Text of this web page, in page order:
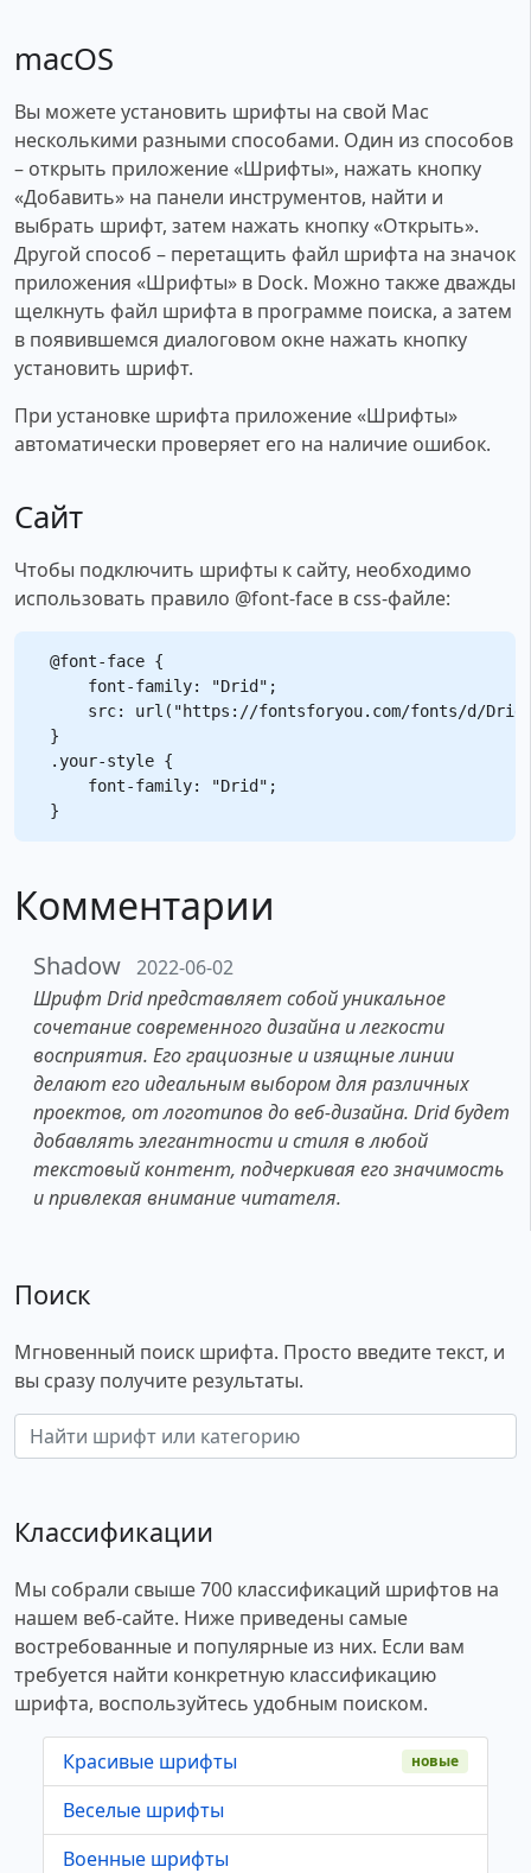
macOS
Вы можете установить шрифты на свой Mac
несколькими разными способами. Один из способов
– открыть приложение «Шрифты», нажать кнопку
«Добавить» на панели инструментов, найти и
выбрать шрифт, затем нажать кнопку «Открыть».
Другой способ – перетащить файл шрифта на значок
приложения «Шрифты» в Dock. Можно также дважды
щелкнуть файл шрифта в программе поиска, а затем
в появившемся диалоговом окне нажать кнопку
установить шрифт.
При установке шрифта приложение «Шрифты»
автоматически проверяет его на наличие ошибок.
Сайт
Чтобы подключить шрифты к сайту, необходимо
использовать правило @font-face в css-файле:
@font-face {
    font-family: "Drid";
src: url("https://fontsforyou.com/fonts/d/
}
.your-style {
    font-family: "Drid";
Комментарии
Shadow 2022-06-02
Шрифт Drid представляет собой уникальное
сочетание современного дизайна и легкости
восприятия. Его грациозные и изящные линии
делают его идеальным выбором для различных
проектов, от логотипов до веб-дизайна. Drid будет
добавлять элегантности и стиля в любой
текстовый контент, подчеркивая его значимость
и привлекая внимание читателя.
Поиск
Мгновенный поиск шрифта. Просто введите текст, и
вы сразу получите результаты.
Классификации
Мы собрали свыше 700 классификаций шрифтов на
нашем веб-сайте. Ниже приведены самые
востребованные и популярные из них. Если вам
требуется найти конкретную классификацию
шрифта, воспользуйтесь удобным поиском.
Красивые шрифты новые
Веселые шрифты
Военные шрифты